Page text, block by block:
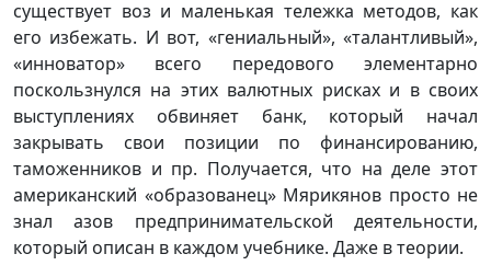
существует воз и маленькая тележка методов, как
его избежать. И вот, «гениальный», «талантливый»,
«инноватор» всего передового элементарно
поскользнулся на этих валютных рисках и в своих
выступлениях обвиняет банк, который начал
закрывать свои позиции по финансированию,
таможенников и пр. Получается, что на деле этот
американский «образованец» Мярикянов просто не
знал азов предпринимательской деятельности,
который описан в каждом учебнике. Даже в теории.